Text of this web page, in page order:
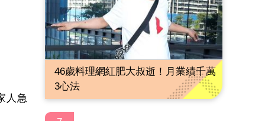
人急
46歲料理網紅肥大叔逝！月業績千萬
3心法